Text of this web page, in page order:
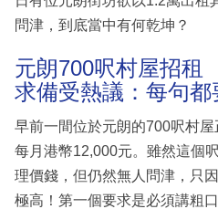
問津，到底當中有何乾坤？
元朗700呎村屋招
求備受熱議：每句都
早前一間位於元朗的700呎村
每月港幣12,000元。雖然這個
理價錢，但仍然無人問津，只
極高！第一個要求是必須講粗